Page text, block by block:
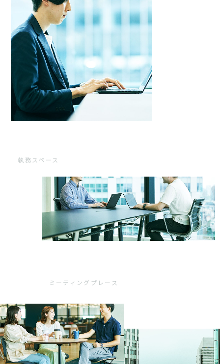
執務スペース
ミーティングプレース